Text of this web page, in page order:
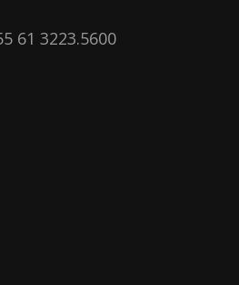
61 3223.5600